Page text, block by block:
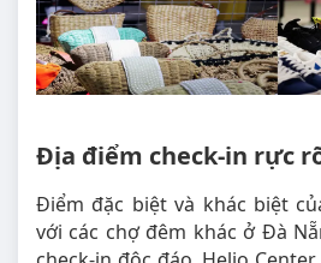
Địa điểm check-in rực
Điểm đặc biệt và khác biệt
với các chợ đêm khác ở Đà